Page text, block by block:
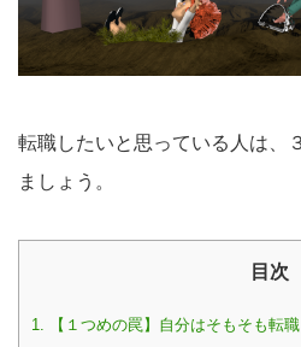
転職したいと思っている人は、
ましょう。
目次
1. 【１つめの罠】自分はそもそも転